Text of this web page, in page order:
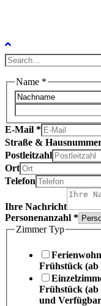
Name *
E-Mail *
Straße &
Postleitzahl
Ort
Telefon
Ihre Nachricht
Personenanzahl *
Zimmer Typ
Frühstück (ab
Frühstück (ab
und